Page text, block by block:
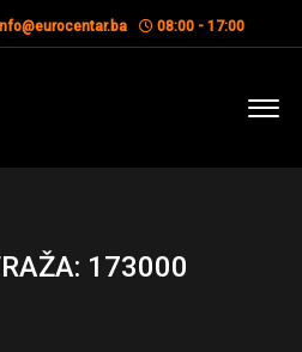
08:00 - 17:00
173000